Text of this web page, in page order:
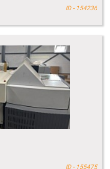
ID - 154236
ID - 155475